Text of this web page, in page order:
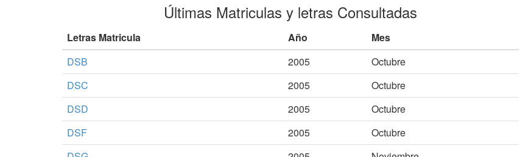
Últimas Matriculas y letras Consultadas
Letras Matricula Año
Mes
DSB
2005
Octubre
DSC
2005
Octubre
DSD
2005
Octubre
DSF
2005
Octubre